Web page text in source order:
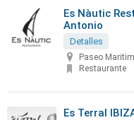
Es Nàutic
Antonio
Detalles
Paseo
Restaurante
Es Terral